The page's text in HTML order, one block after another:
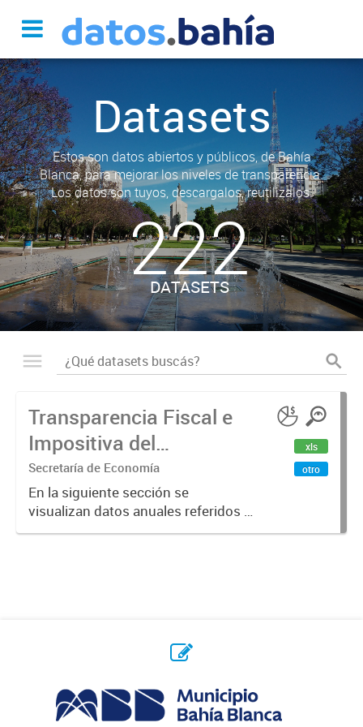
Datasets
Estos son datos abiertos y públicos, de Bahía
Blanca, para mejorar los niveles de transparencia.
Los datos son tuyos, descargalos, reutilizalos.
222
DATASETS
Transparencia Fiscal e
Impositiva del
Municipio. Año 2023
Secretaría de Economía
En la siguiente sección se
visualizan datos anuales referidos a
la transparencia fiscal e impositiva
xls
otro